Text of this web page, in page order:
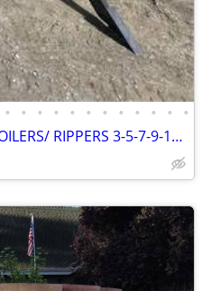
• • • • • • • • • • • •
INDUSTRIAS AMERICA SUBSOILERS/ RIPPERS 3-5-7-9-11 SHANK